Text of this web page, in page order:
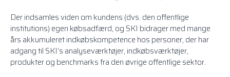
Der indsamles viden om kundens (dvs. den offentlige
institutions) egen købsadfærd, og SKI bidrager med mange
års akkumuleret indkøbskompetence hos personer, der har
adgang til SKI’s analyseværktøjer, indkøbsværktøjer,
produkter og benchmarks fra den øvrige offentlige sektor.